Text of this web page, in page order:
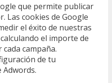
que permite publicar
Las cookies de Google
el éxito de nuestras
el importe de
campaña.
de tu
Adwords.